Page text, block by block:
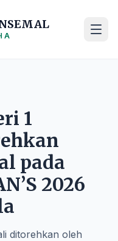
1
pada
2026
ditorehkan oleh